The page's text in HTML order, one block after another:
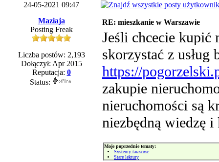
24-05-2021 09:47
Maziaja
Posting Freak
Liczba postów: 2,193
Dołączył: Apr 2015
Reputacja: 0
Status:
RE: mieszkanie w Warszawie
Jeśli chcecie kupić
skorzystać z
https://
zakupie
nieruchomości są
niezbędną wiedzę
Moje poprzednie tematy:
Systemy tarasowe
Stare lektury